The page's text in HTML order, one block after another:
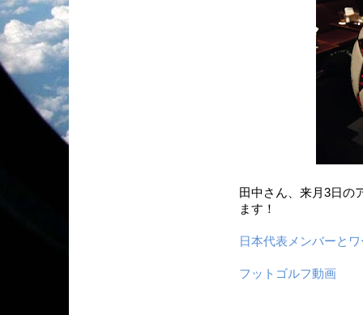
田中さん、来月3日の
ます！
日本代表メンバーと
フットゴルフ動画